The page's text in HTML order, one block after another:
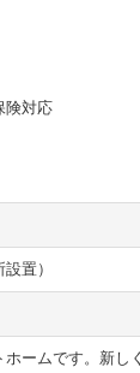
険対応
置）
ームです。新し